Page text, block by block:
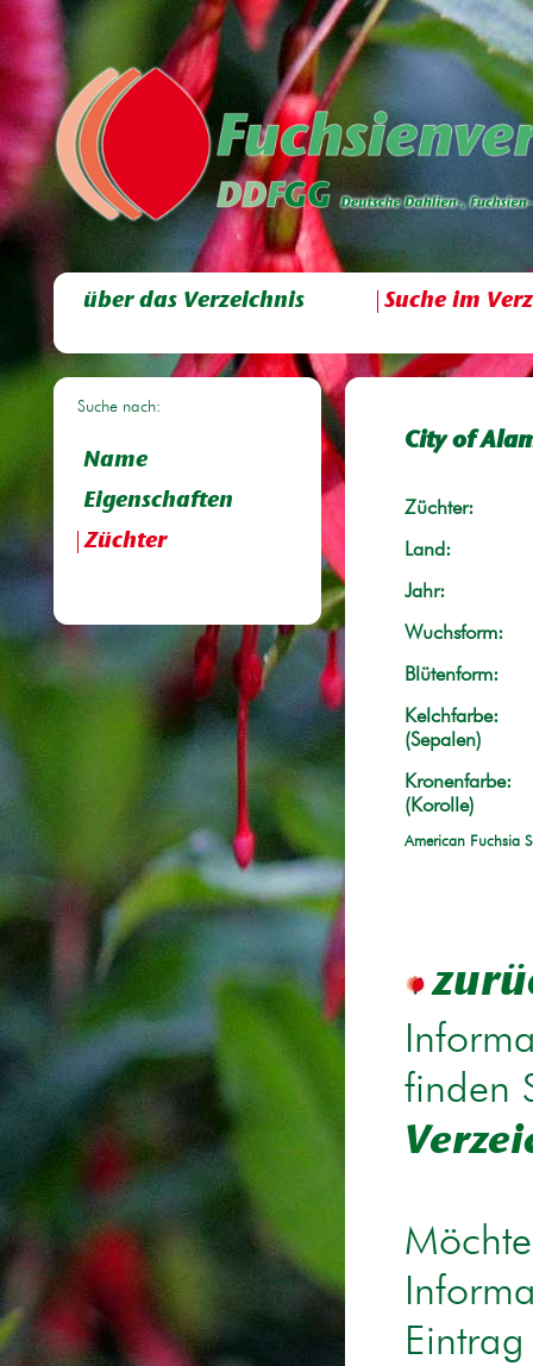
über das Verzeichnis Suche im
Suche nach:
Name
Eigenschaften
Züchter
City of
Züchter:
Land:
Jahr:
Wuchsform:
Blütenform:
Kelchfarbe:
(Sepalen)
Kronenfarbe:
(Korolle)
American Fuchsia
finden